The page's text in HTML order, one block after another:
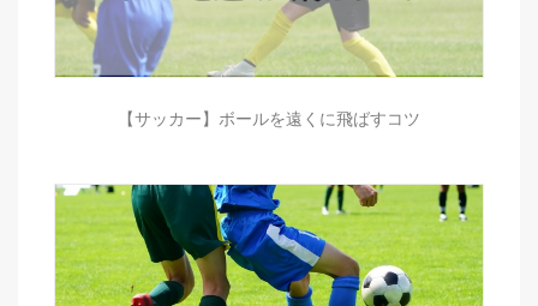
【サッカー】ボールを遠くに飛ばすコツ